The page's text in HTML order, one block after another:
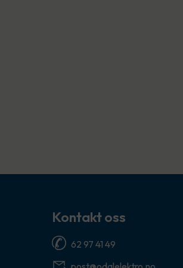
Kontakt oss
62 97 41 49